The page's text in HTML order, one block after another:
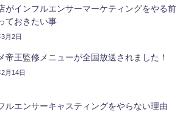
がインフルエンサーマーケティングをやる前
ておきたい事
月2日
帝王監修メニューが全国放送されました！
月14日
ルエンサーキャスティングをやらない理由